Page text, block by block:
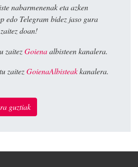
nabarmenenak eta azken
edo Telegram bidez jaso gura
doan!
zaitezGoienaalbisteen kanalera.
zaitezGoienaAlbisteakkanalera.
guztiak